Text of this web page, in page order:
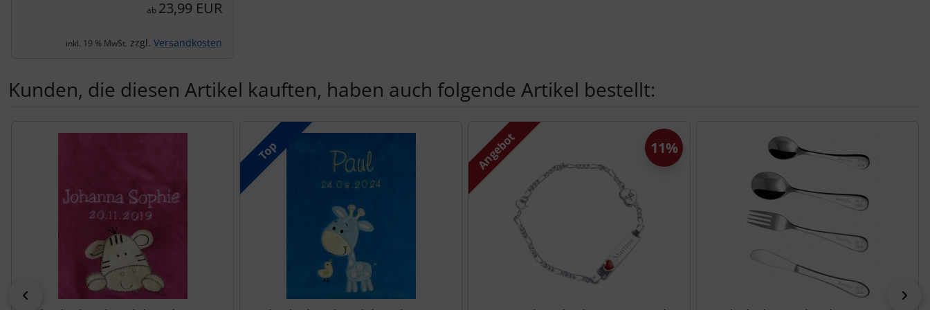
ab 23,99 EUR
inkl. 19 % MwSt. zzgl. Versandkosten
Kunden, die diesen Artikel kauften, haben auch folgende Artikel bestellt:
Es folgt ein Produktslider - navigieren Sie mit der Tab-Taste zu den einzelnen Artikeln.
Top Angebot 11%